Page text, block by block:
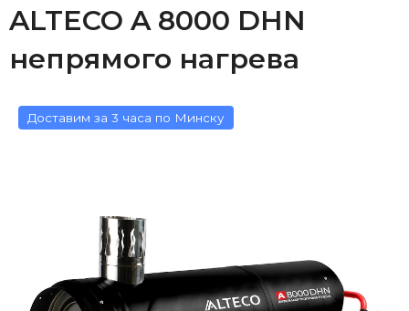
ALTECO A 8000 DHN
непрямого нагрева
Доставим за 3 часа по Минску